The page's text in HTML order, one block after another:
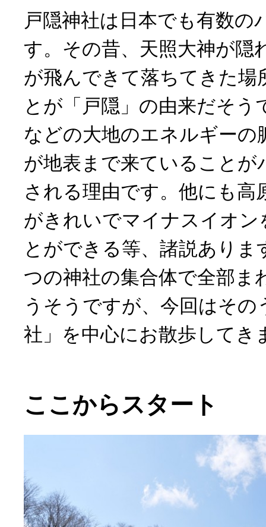
戸隠神社は日本でも有数の
す。その昔、天照大神が隠
が飛んできて落ちてきた場
とが「戸隠」の由来だそう
などの大地のエネルギーの
が地表まで来ていることが
される理由です。他にも高
がきれいでマイナスイオン
とができる等、諸説ありま
つの神社の集合体で全部ま
うそうですが、今回はその
社」を中心にお散歩してき
ここからスタート